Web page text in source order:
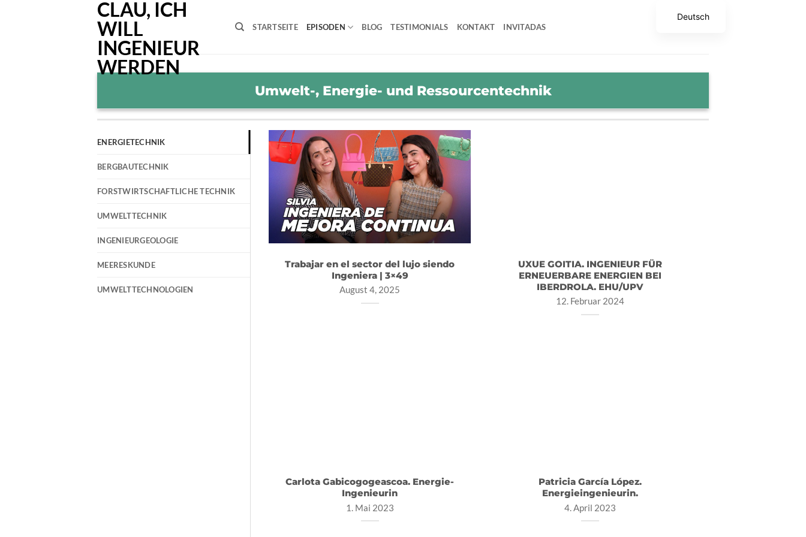
STARTSEITE EPISODEN BLOG TESTIMONIALS KONTAKT INVITADAS
Umwelt-, Energie- und Ressourcentechnik
ENERGIETECHNIK
BERGBAUTECHNIK
FORSTWIRTSCHAFTLICHE TECHNIK
UMWELTTECHNIK
INGENIEURGEOLOGIE
MEERESKUNDE
UMWELTTECHNOLOGIEN
Trabajar en el sector del lujo siendo
Ingeniera | 3×49
August 4, 2025
UXUE GOITIA. INGENIEUR FÜR
ERNEUERBARE ENERGIEN BEI
IBERDROLA. EHU/UPV
12. Februar 2024
Carlota Gabicogogeascoa. Energie-
Ingenieurin
1. Mai 2023
Patricia García López.
Energieingenieurin.
4. April 2023
Deutsch